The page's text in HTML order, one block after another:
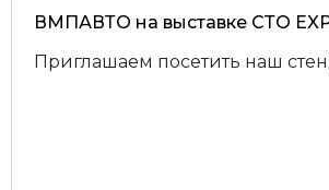
ВМПАВТО на выставке СТО
Приглашаем посетить наш